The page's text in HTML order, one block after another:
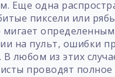
Еще одна
пиксели или
мигает
на пульт, ошибки
любом из этих
проводят